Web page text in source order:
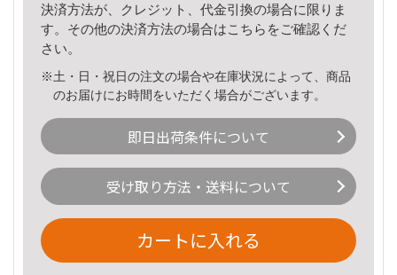
決済方法が、クレジット、代金引換の場合に限りま
す。その他の決済方法の場合はこちら をご確認くだ
さい。
※土・日・祝日の注文の場合や在庫状況によって、商品
のお届けにお時間をいただく場合がございます。
即日出荷条件について
受け取り方法・送料について
カートに入れる